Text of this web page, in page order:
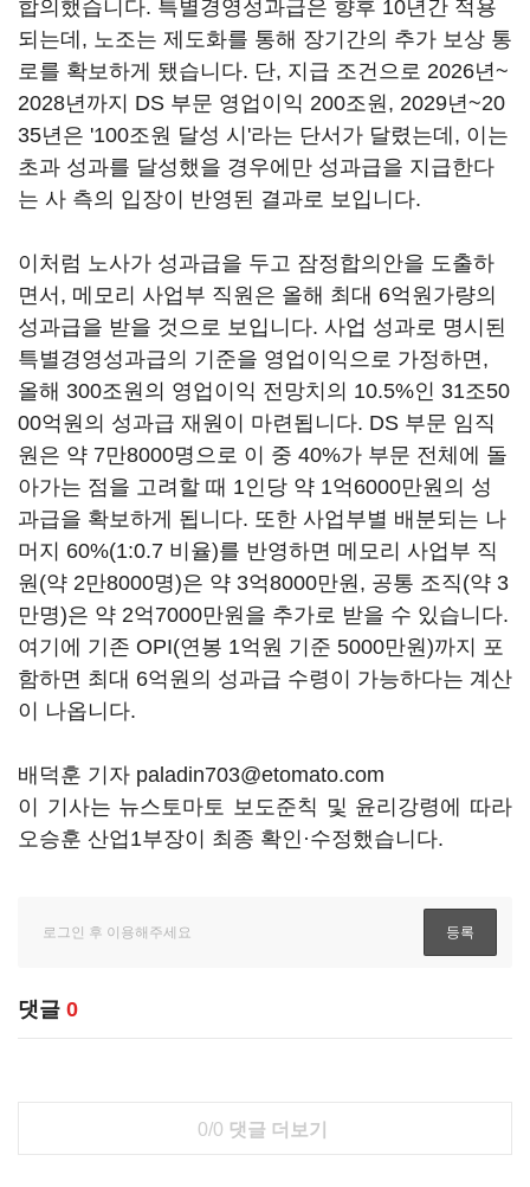
합의했습니다. 특별경영성과급은 향후 10년간 적용
되는데 , 노조는 제도화를 통해 장기간의 추가 보상 통
로를 확보하게 됐습니다. 단, 지급 조건으로 2026년~
2028년까지 DS 부문 영업이익 200조원 , 2029년~20
35년은 '100조원 달성 시'라는 단서가 달렸는데 , 이는
초과 성과를 달성했을 경우에만 성과급을 지급한다
는 사 측의 입장이 반영된 결과로 보입니다.
이처럼 노사가 성과급을 두고 잠정합의안을 도출하
면서 , 메모리 사업부 직원은 올해 최대 6억원가량의
성과급을 받을 것으로 보입니다. 사업 성과로 명시된
특별경영성과급의 기준을 영업이익으로 가정하면,
올해 300조원의 영업이익 전망치의 10.5%인 31조50
00억원의 성과급 재원이 마련됩니다. DS 부문 임직
원은 약 7만8000명으로 이 중 40%가 부문 전체에 돌
아가는 점을 고려할 때 1인당 약 1억6000만원의 성
과급을 확보하게 됩니다. 또한 사업부별 배분되는 나
머지 60%(1:0.7 비율)를 반영하면 메모리 사업부 직
원 (약 2만8000명)은 약 3억8000만원 , 공통 조직(약 3
만명)은 약 2억7000만원을 추가로 받을 수 있습니다.
여기에 기존 OPI(연봉 1억원 기준 5000만원)까지 포
함하면 최대 6억원의 성과급 수령이 가능하다는 계산
이 나옵니다.
배덕훈 기자 paladin703@etomato.com
이 기사는 뉴스토마토 보도준칙 및 윤리강령에 따라
오승훈 산업1부장이 최종 확인·수정했습니다.
댓글 0
0/0 댓글 더보기